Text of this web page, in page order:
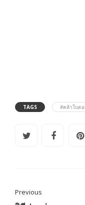
TAGS #คล้าใบตอ
Previous